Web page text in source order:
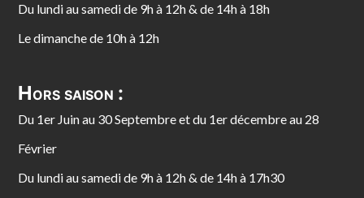
Du lundi au samedi de 9h à 12h & de 14h à 18h
Le dimanche de 10h à 12h
Hors saison :
Du 1er Juin au 30 Septembre et du 1er décembre au 28
Février
Du lundi au samedi de 9h à 12h & de 14h à 17h30